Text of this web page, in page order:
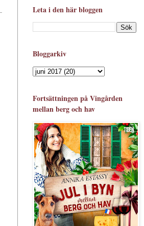
Leta i den här bloggen
Bloggarkiv
Fortsättningen på Vingården
mellan berg och hav